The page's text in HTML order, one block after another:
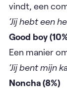
vindt, een
‘Jij hebt een
Good boy
​Een manier
‘Jij bent mijn
Noncha (8%)